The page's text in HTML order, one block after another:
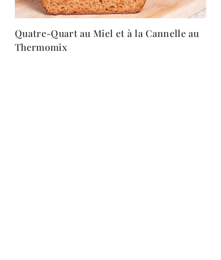
Quatre-Quart au Miel et à la Cannelle au
Thermomix